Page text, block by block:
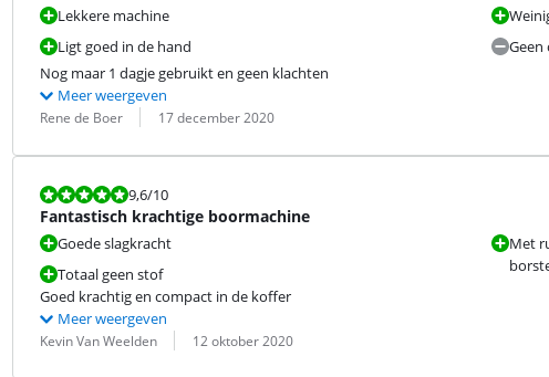
Lekkere machine
Ligt goed in de hand
Nog maar 1 dagje gebruikt en geen klachten
Meer weergeven
Beoordeling door:
Rene de Boer
Datum: 17 december 2020
Beoordeling is 9,6 van de 10.
9,6/10
Fantastisch krachtige boormachine
Goede slagkracht
Totaal geen stof
Met
Goed krachtig en compact in de koffer
Meer weergeven
Beoordeling door:
Kevin Van Weelden
Datum: 12 oktober 2020